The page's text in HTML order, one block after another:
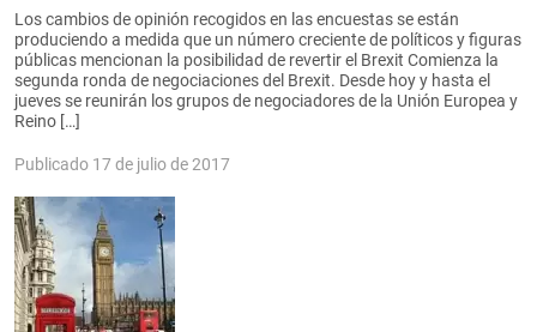
Los cambios de opinión recogidos en las encuestas se están
produciendo a medida que un número creciente de políticos y figuras
públicas mencionan la posibilidad de revertir el Brexit Comienza la
segunda ronda de negociaciones del Brexit. Desde hoy y hasta el
jueves se reunirán los grupos de negociadores de la Unión Europea y
Reino […]
Publicado 17 de julio de 2017